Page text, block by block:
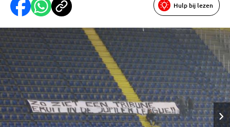
Hulp bij lezen